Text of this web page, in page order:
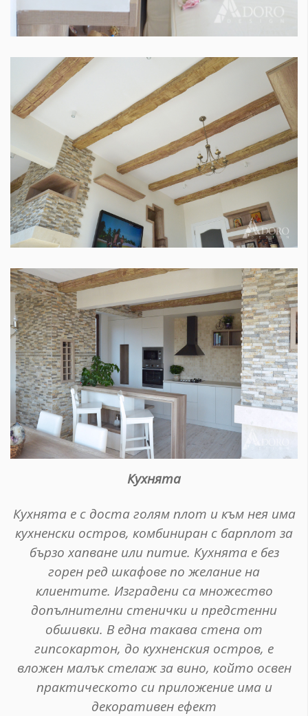
Кухнята
Кухнята е с доста голям плот и към нея има
кухненски остров, комбиниран с барплот за
бързо хапване или питие. Кухнята е без
горен ред шкафове по желание на
клиентите. Изградени са множество
допълнителни стенички и предстенни
обшивки. В една такава стена от
гипсокартон, до кухненския остров, е
вложен малък стелаж за вино, който освен
практическото си приложение има и
декоративен ефект